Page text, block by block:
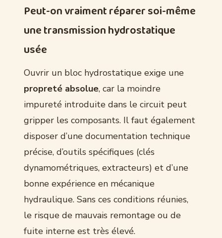
Peut-on vraiment réparer soi-même
une transmission hydrostatique
usée
Ouvrir un bloc hydrostatique exige une
propreté absolue, car la moindre
impureté introduite dans le circuit peut
gripper les composants. Il faut également
disposer d’une documentation technique
précise, d’outils spécifiques (clés
dynamométriques, extracteurs) et d’une
bonne expérience en mécanique
hydraulique. Sans ces conditions réunies,
le risque de mauvais remontage ou de
fuite interne est très élevé.